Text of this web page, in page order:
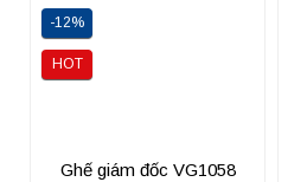
-12%
HOT
Ghế giám đốc VG1058